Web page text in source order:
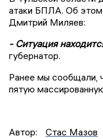
атаки БПЛА. Об этом
Дмитрий Миляев:
- Ситуация
губернатор.
Ранее мы сообщали,
пятую
Автор: Стас Мазов